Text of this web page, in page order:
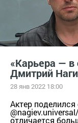
«Карьера — в
Дмитрий
28 янв 2022 18:00
Актер
отличается